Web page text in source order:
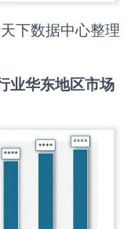
下数据中心整理
业华东地区市场